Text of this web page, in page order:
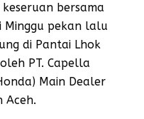
bersama
pekan lalu
di Pantai Lhok
PT. Capella
Main Dealer
Aceh.